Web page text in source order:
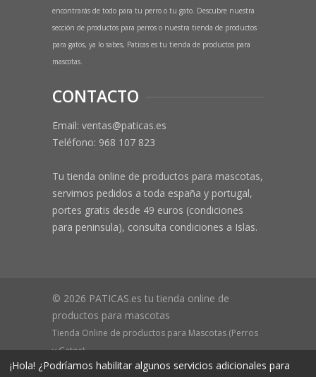
encontrarás de todo para tu perro o tu gato. Descubre nuestra
sección de productos para perros o nuestra tienda de productos
para gatos, ya lo sabes, Paticas es tu tienda de productos para
mascotas.
CONTACTO
Email: ventas@paticas.es
Teléfono: 968 107 823
Tu tienda online de productos para mascotas,
servimos pedidos a toda españa y portugal,
portes gratis desde 49 euros (condiciones
para peninsula), consulta condiciones a Islas.
© 2026 PATICAS.es tu tienda online de
productos para mascotas
Tienda Online de productos para Mascotas (Perros
y Gatos)
CIF B73648305 Domicilio: Av Monteazahar, 4 1º Izq,
¡Hola! ¿Podríamos habilitar algunos servicios adicionales para